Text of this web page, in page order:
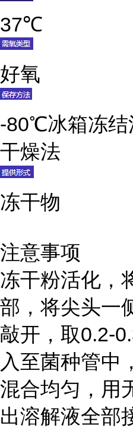
37℃
好氧
-80℃冰箱冻结
干燥法
冻干物
注意事项
冻干粉活化，
部，将尖头一
敲开，取0.2-
入至菌种管中
混合均匀，用
出溶解液全部